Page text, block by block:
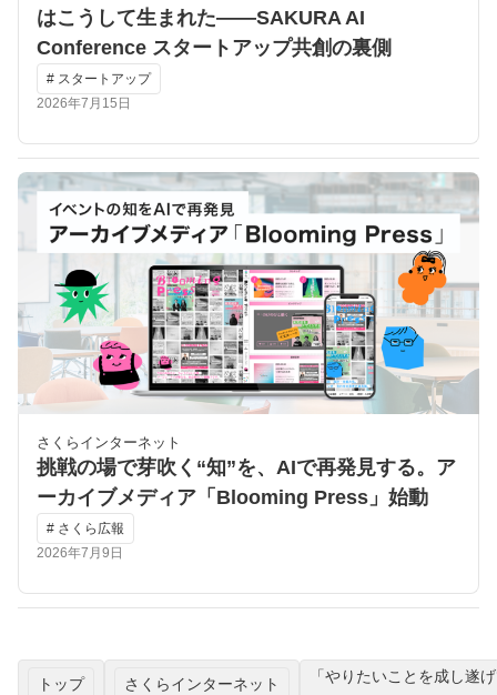
はこうして生まれた――SAKURA AI
Conference スタートアップ共創の裏側
# スタートアップ
2026年7月15日
さくらインターネット
挑戦の場で芽吹く“知”を、AIで再発見する。ア
ーカイブメディア「Blooming Press」始動
# さくら広報
2026年7月9日
トップ さくらインターネット 「やりたいことを成し遂